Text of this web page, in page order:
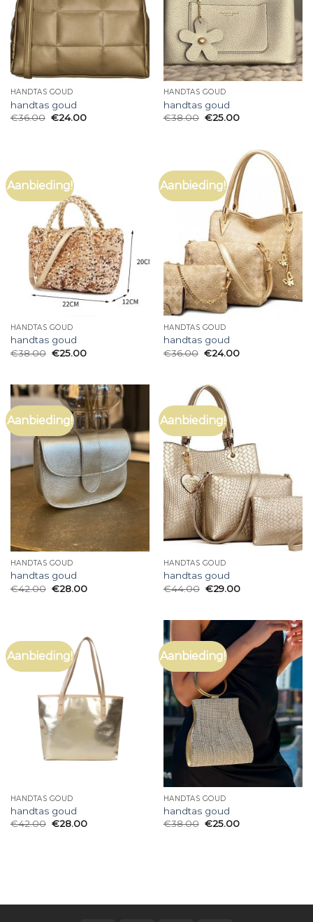
HANDTAS GOUD
handtas goud
€36.00 €24.00
HANDTAS GOUD
handtas goud
€38.00 €25.00
Aanbieding!
HANDTAS GOUD
handtas goud
€38.00 €25.00
Aanbieding!
HANDTAS GOUD
handtas goud
€36.00 €24.00
Aanbieding!
HANDTAS GOUD
handtas goud
€42.00 €28.00
Aanbieding!
HANDTAS GOUD
handtas goud
€44.00 €29.00
Aanbieding!
HANDTAS GOUD
handtas goud
€42.00 €28.00
Aanbieding!
HANDTAS GOUD
handtas goud
€38.00 €25.00